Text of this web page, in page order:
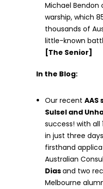
Michael Bendon
warship, which
thousands of
little-known
[The Senior]
In the Blog:
Our recentAAS
Sulsel and
success! with all
in just three
firsthand
Australian
Diasand two
Melbourne